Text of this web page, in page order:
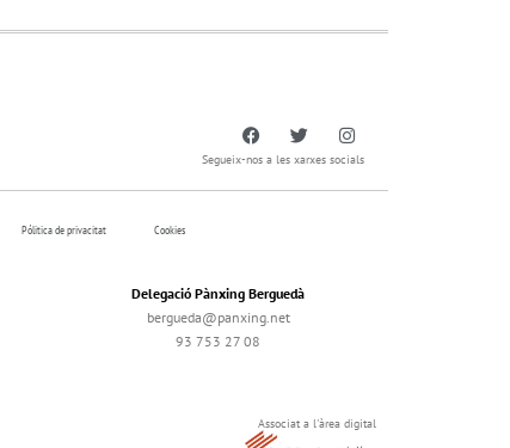
Segueix-nos a les xarxes socials
Pólitica de privacitat Cookies
Delegació Pànxing Berguedà
bergueda@panxing.net
93 753 27 08
Associat a l'àrea digital